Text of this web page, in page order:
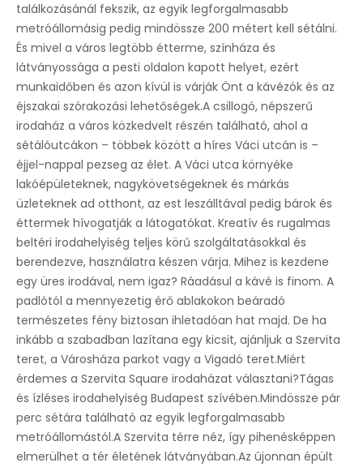
Zuhanyzók
Álmennyezetek
Kerékpártároló
találkozásánál fekszik, az egyik legforgalmasabb
metróállomásig pedig mindössze 200 métert kell sétálni.
És mivel a város legtöbb étterme, színháza és
látványossága a pesti oldalon kapott helyet, ezért
munkaidőben és azon kívül is várják Önt a kávézók és az
éjszakai szórakozási lehetőségek.A csillogó, népszerű
irodaház a város közkedvelt részén található, ahol a
sétálóutcákon – többek között a híres Váci utcán is –
éjjel-nappal pezseg az élet. A Váci utca környéke
lakóépületeknek, nagykövetségeknek és márkás
üzleteknek ad otthont, az est leszálltával pedig bárok és
éttermek hívogatják a látogatókat. Kreatív és rugalmas
beltéri irodahelyiség teljes körű szolgáltatásokkal és
berendezve, használatra készen várja. Mihez is kezdene
egy üres irodával, nem igaz? Ráadásul a kávé is finom. A
padlótól a mennyezetig érő ablakokon beáradó
természetes fény biztosan ihletadóan hat majd. De ha
inkább a szabadban lazítana egy kicsit, ajánljuk a Szervita
teret, a Városháza parkot vagy a Vigadó teret.Miért
érdemes a Szervita Square irodaházat választani?Tágas
és ízléses irodahelyiség Budapest szívében.Mindössze pár
perc sétára található az egyik legforgalmasabb
metróállomástól.A Szervita térre néz, így pihenésképpen
elmerülhet a tér életének látványában.Az újonnan épült